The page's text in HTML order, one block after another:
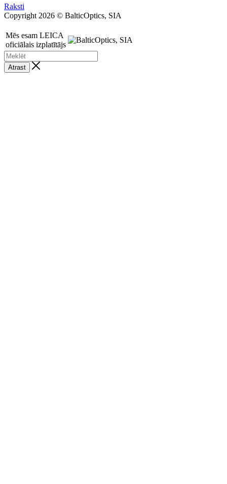
Raksti
Copyright 2026 © BalticOptics, SIA
Mēs esam LEICA
oficiālais izplatītājs
Atrast